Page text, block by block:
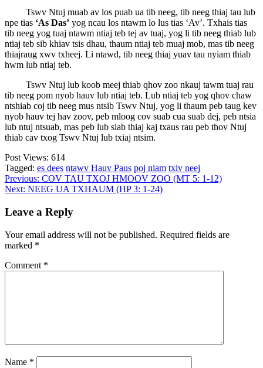
Tswv Ntuj muab av los puab ua tib neeg, tib neeg thiaj tau lub
npe tias ‘As Das’ yog ncau los ntawm lo lus tias ‘Av’. Txhais tias
tib neeg yog tuaj ntawm ntiaj teb tej av tuaj, yog li tib neeg thiab lub
ntiaj teb sib khiav tsis dhau, thaum ntiaj teb muaj mob, mas tib neeg
thiajraug xwv txheej. Li ntawd, tib neeg thiaj yuav tau nyiam thiab
hwm lub ntiaj teb.
Tswv Ntuj lub koob meej thiab qhov zoo nkauj tawm tuaj rau
tib neeg pom nyob hauv lub ntiaj teb. Lub ntiaj teb yog qhov chaw
ntshiab coj tib neeg mus ntsib Tswv Ntuj, yog li thaum peb taug kev
nyob hauv tej hav zoov, peb mloog cov suab cua suab dej, peb ntsia
lub ntuj ntsuab, mas peb lub siab thiaj kaj txaus rau peb thov Ntuj
thiab cav txog Tswv Ntuj lub txiaj ntsim.
Post Views: 614
Tagged: es dees ntawv Hauv Paus poj niam txiv neej
Post
navigation
Previous: COV TAU TXOJ HMOOV ZOO (MT 5: 1-12)
Next: NEEG UA TXHAUM (HP 3: 1-24)
Leave a Reply
Your email address will not be published. Required fields are
marked *
Comment *
Name *